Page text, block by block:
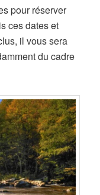
pour réserver
ces dates et
il vous sera
du cadre